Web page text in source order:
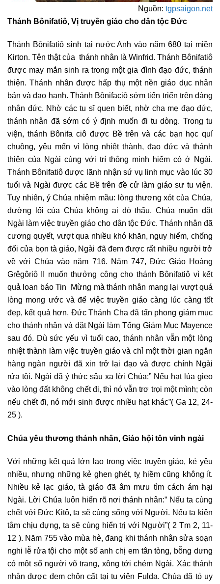
Nguồn: tgpsaigon.net
Thánh Bônifatiô, Vị truyền giáo cho dân tộc Đức
Thánh Bônifatiô sinh tại nước Anh vào năm 680 tại miền
Kirton. Tên thật của thánh nhân là Winfrid. Thánh Bônifatiô
được may mắn sinh ra trong một gia đình đạo đức, thánh
thiện. Thánh nhân được hấp thụ một nền giáo dục nhân
bản và đạo hạnh. Thánh Bônifaciô sớm tiến triển trên đàng
nhân đức. Nhờ các tu sĩ quen biết, nhờ cha mẹ đạo đức,
thánh nhân đã sớm có ý định muốn đi tu dòng. Trong tu
viện, thánh Bônifa ciô được Bề trên và các bạn học quí
chuộng, yêu mến vì lòng nhiệt thành, đạo đức và thánh
thiện của Ngài cùng với trí thông minh hiếm có ở Ngài.
Thánh Bônifatiô được lãnh nhận sứ vụ linh mục vào lúc 30
tuổi và Ngài được các Bề trên đề cử làm giáo sư tu viện.
Tuy nhiên, ý Chúa nhiệm mầu: lòng thương xót của Chúa,
đường lối của Chúa không ai dò thấu, Chúa muốn đặt
Ngài làm việc truyền giáo cho dân tộc Đức. Thánh nhân đã
cương quyết, vượt qua nhiều khó khăn, nguy hiểm, chống
đối của bọn tà giáo, Ngài đã đem được rất nhiều người trở
về với Chúa vào năm 716. Năm 747, Đức Giáo Hoàng
Grêgôriô II muốn thưởng công cho thánh Bônifatiô vì kết
quả loan báo Tin Mừng mà thánh nhân mang lại vượt quá
lòng mong ước và để việc truyền giáo càng lúc càng tốt
đẹp, kết quả hơn, Đức Thánh Cha đã tấn phong giám mục
cho thánh nhân và đặt Ngài làm Tổng Giám Mục Mayence
sau đó. Dù sức yếu vì tuổi cao, thánh nhân vẫn một lòng
nhiệt thành làm việc truyền giáo và chỉ một thời gian ngắn
hàng ngàn người đã xin trở lại đạo và được chính Ngài
rửa tội. Ngài đã ý thức sâu xa lời Chúa:” Nếu hạt lúa gieo
vào lòng đất không chết đi, thì nó vẫn trơ trọi một mình; còn
nếu chết đi, nó mới sinh được nhiều hạt khác”( Ga 12, 24-
25 ).
Chúa yêu thương thánh nhân, Giáo hội tôn vinh ngài
Với những kết quả lớn lao trong việc truyền giáo, kẻ yêu
nhiều, nhưng những kẻ ghen ghét, tỵ hiềm cũng không ít.
Nhiều kẻ lạc giáo, tà giáo đã âm mưu tìm cách ám hại
Ngài. Lời Chúa luôn hiển rõ nơi thánh nhân:” Nếu ta cùng
chết với Đức Kitô, ta sẽ cùng sống với Người. Nếu ta kiên
tâm chịu đựng, ta sẽ cùng hiển trị với Người”( 2 Tm 2, 11-
12 ). Năm 755 vào mùa hè, đang khi thánh nhân sửa soạn
nghi lễ rửa tội cho một số anh chị em tân tòng, bỗng dưng
có một số người võ trang, xông tới chém Ngài. Xác thánh
nhân được đem chôn cất tại tu viện Fulda. Chúa đã tỏ uy